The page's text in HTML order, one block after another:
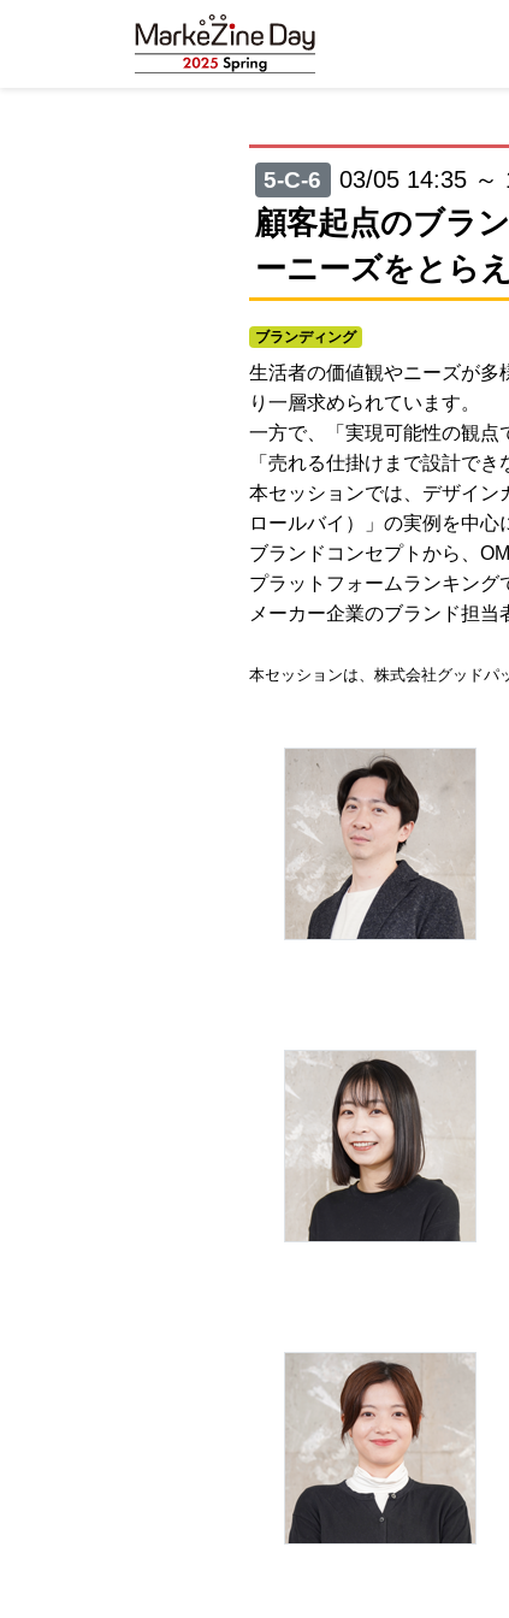
5-C-6 03/05 14:35 ～
顧客起点のブラ
ーニーズをとら
ブランディング
生活者の価値観やニーズが多
り一層求められています。
一方で、「実現可能性の観点
「売れる仕掛けまで設計で
本セッションでは、デザイン
ロールバイ）」の実例を中心
ブランドコンセプトから、
プラットフォームランキング
メーカー企業のブランド担当
本セッションは、株式会社グッドパ